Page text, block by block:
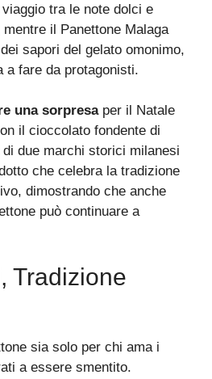
tra le note dolci e
il Panettone Malaga
sapori del gelato omonimo,
a fare da protagonisti.
una sorpresaper il Natale
il cioccolato fondente di
due marchi storici milanesi
che celebra la tradizione
dimostrando che anche
può continuare a
Tradizione
sia solo per chi ama i
a essere smentito.